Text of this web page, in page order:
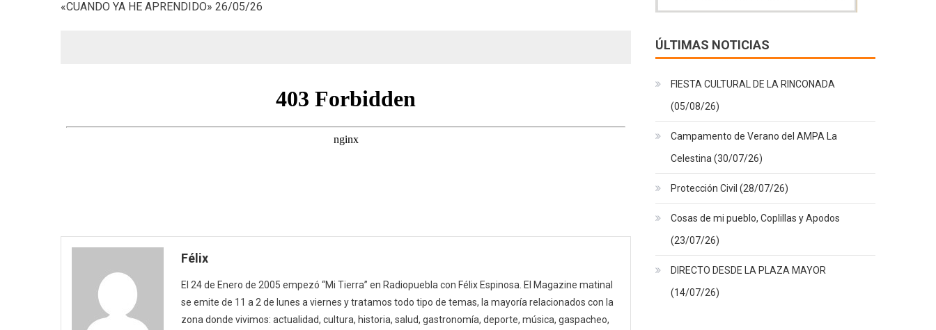
«CUANDO YA HE APRENDIDO» 26/05/26
Félix
El 24 de Enero de 2005 empezó “Mi Tierra” en Radiopuebla con Félix Espinosa. El Magazine matinal
se emite de 11 a 2 de lunes a viernes y tratamos todo tipo de temas, la mayoría relacionados con la
zona donde vivimos: actualidad, cultura, historia, salud, gastronomía, deporte, música, gaspacheo,
ÚLTIMAS NOTICIAS
FIESTA CULTURAL DE LA RINCONADA
(05/08/26)
Campamento de Verano del AMPA La
Celestina (30/07/26)
Protección Civil (28/07/26)
Cosas de mi pueblo, Coplillas y Apodos
(23/07/26)
DIRECTO DESDE LA PLAZA MAYOR
(14/07/26)